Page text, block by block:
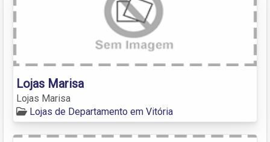
Lojas Marisa
Lojas Marisa
Lojas de Departamento em Vitória